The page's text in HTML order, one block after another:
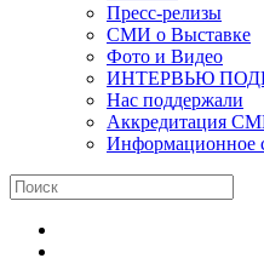
Пресс-релизы
СМИ о Выставке
Фото и Видео
ИНТЕРВЬЮ
Нас поддержали
Аккредитация
Информационное